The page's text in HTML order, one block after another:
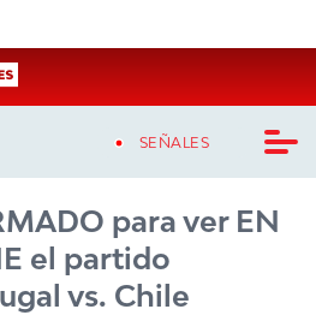
SEÑALES
CHILE para ver EN
el partido
vs. Chile